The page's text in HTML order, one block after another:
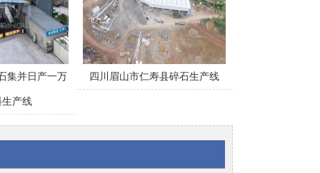
集并日产一万
产线
四川眉山市仁寿县碎石生产线